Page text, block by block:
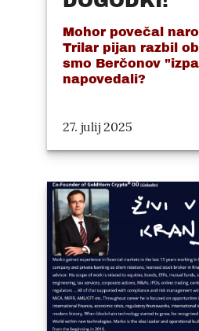
Mohor povečal
Trilar pijan razbil
smo Berčonov
napovedali?
27. julij 2025